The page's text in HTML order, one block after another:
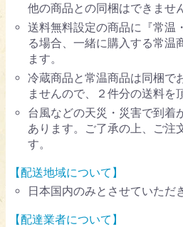
他の商品との同梱はできませ
送料無料設定の商品に『常温
る場合、一緒に購入する常温
ます。
冷蔵商品と常温商品は同梱で
ませんので、２件分の送料を
台風などの天災・災害で到着
あります。ご了承の上、ご注
す。
【配送地域について】
日本国内のみとさせていただ
【配達業者について】